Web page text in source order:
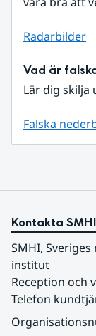
Radarbilder
Vad är
Lär dig skilja
Falska
Kontakta SMHI
SMHI,
institut
Reception och
Telefon